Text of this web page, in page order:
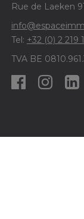
Rue de Laeken
Tel: +32 (0) 2 219
TVA BE